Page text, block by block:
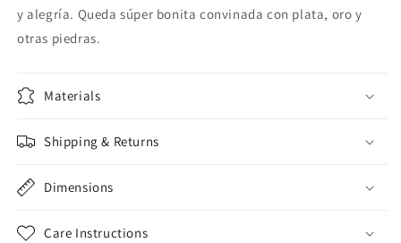
y alegría. Queda súper bonita convinada con plata, oro y
otras piedras.
Materials
Shipping & Returns
Dimensions
Care Instructions